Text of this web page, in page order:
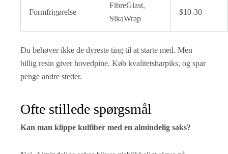
Formfrigørelse
FibreGlast,
SikaWrap
$10-30
Du behøver ikke de dyreste ting til at starte med. Men
billig resin giver hovedpine. Køb kvalitetsharpiks, og spar
penge andre steder.
Ofte stillede spørgsmål
Kan man klippe kulfiber med en almindelig saks?